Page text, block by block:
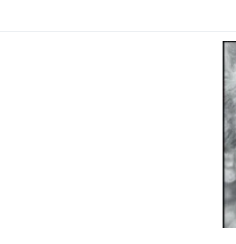
تساؤلات حول ثروة حمادة قطب وشراكاته
بيرين سات للمشاركة فى فيلم
كلية الطب رسالة إنسانية.. ومن يحلم بأن
الدكتور رامى يسرى يكتب: كيف التهم الذكاء